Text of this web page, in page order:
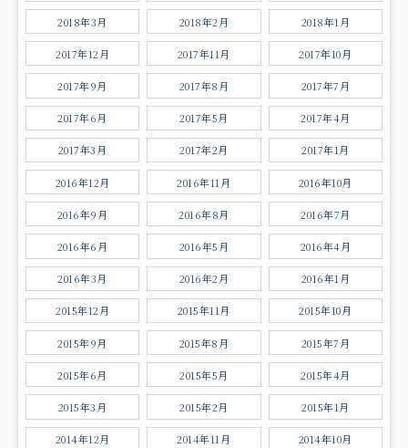
2018年3月 2018年2月 2018年1月
2017年12月 2017年11月 2017年10月
2017年9月 2017年8月 2017年7月
2017年6月 2017年5月 2017年4月
2017年3月 2017年2月 2017年1月
2016年12月 2016年11月 2016年10月
2016年9月 2016年8月 2016年7月
2016年6月 2016年5月 2016年4月
2016年3月 2016年2月 2016年1月
2015年12月 2015年11月 2015年10月
2015年9月 2015年8月 2015年7月
2015年6月 2015年5月 2015年4月
2015年3月 2015年2月 2015年1月
2014年12月 2014年11月 2014年10月